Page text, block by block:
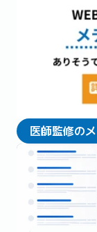
医師監修の
医師監修の